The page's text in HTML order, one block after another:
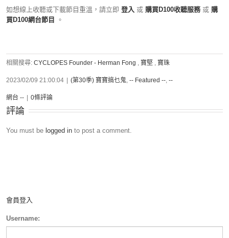
如想線上收聽或下載節目重溫，請立即 登入 或 購買D100收聽服務 或 購
買D100網台節目
。
相關搜尋: CYCLOPES Founder - Herman Fong , 寶堅 , 寶珠
2023/02/09 21:00:04 (第30季) 寶寶搞乜鬼, -- Featured --, --
網台 -- 0條評論
評論
You must be logged in to post a comment.
會員登入
Username: